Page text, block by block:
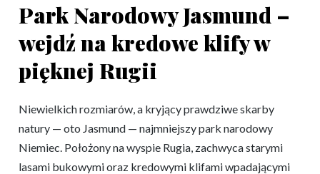
Park Narodowy Jasmund –
wejdź na kredowe klify w
pięknej Rugii
Niewielkich rozmiarów, a kryjący prawdziwe skarby
natury — oto Jasmund — najmniejszy park narodowy
Niemiec. Położony na wyspie Rugia, zachwyca starymi
lasami bukowymi oraz kredowymi klifami wpadającymi